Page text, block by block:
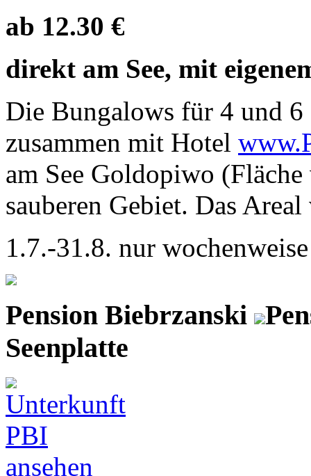
ab 12.30 €
direkt am See, mit
Die Bungalows für 4 und
zusammen mit Hotel
am See Goldopiwo
sauberen Gebiet. Das
1.7.-31.8. nur
Pension Biebrzanski
Seenplatte